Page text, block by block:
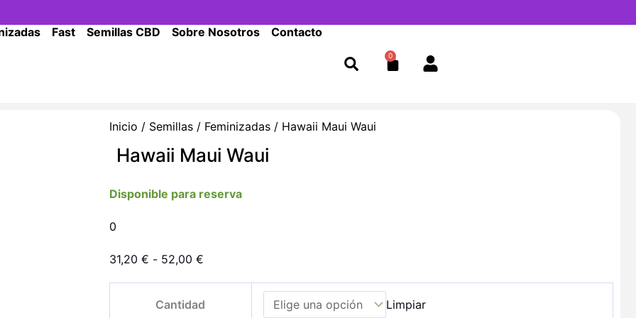
Fast Semillas CBD Sobre Nosotros Contacto
0
Cart
Inicio / Semillas/ Feminizadas/ Hawaii Maui Waui
Hawaii Maui Waui
Disponible para reserva
0
31,20 € - 52,00 €Rango
desde
Cantidad Limpiar